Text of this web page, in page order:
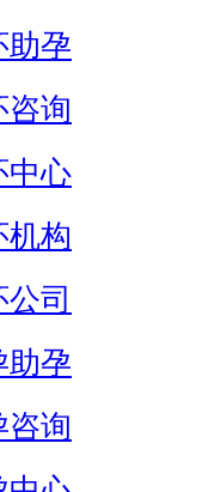
助孕
咨询
中心
机构
司
助孕
咨询